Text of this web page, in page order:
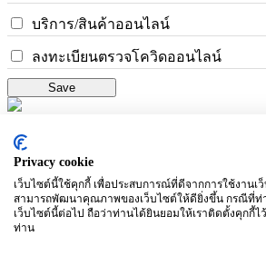
บริการ/สินค้าออนไลน์
ลงทะเบียนตรวจโควิดออนไลน์
Save
เข้าสู่ระบบ
เข้าสู่ระบบ
ลืมรหัสผ่าน?
หากยังไม่ได้เป็นสมาชิก
Privacy cookie
เว็บไซต์นี้ใช้คุกกี้ เพื่อประสบการณ์ที่ดีจากการใช้งานเ
สามารถพัฒนาคุณภาพของเว็บไซต์ให้ดียิ่งขึ้น กรณีที่ท่
เว็บไซต์นี้ต่อไป ถือว่าท่านได้ยินยอมให้เราติดตั้งคุกกี้ไ
ท่าน